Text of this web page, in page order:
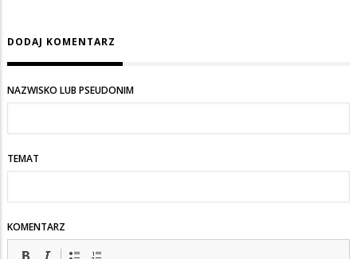
DODAJ KOMENTARZ
NAZWISKO LUB PSEUDONIM
TEMAT
KOMENTARZ